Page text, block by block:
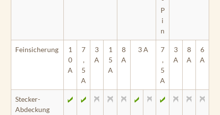
RI
K
us
7c
v
P
i
n
Feinsicherung
1
0
A
7
,
5
A
3
A
1
5
A
8
A
3 A
7
,
5
A
3
A
8
A
6
A
Stecker-
Abdeckung